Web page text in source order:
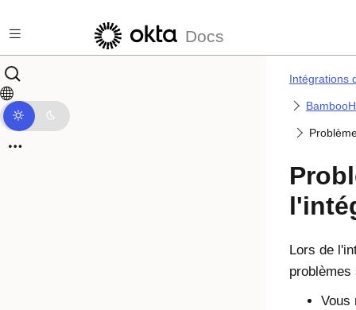
Docs
Intégrations
Lors de
Vous